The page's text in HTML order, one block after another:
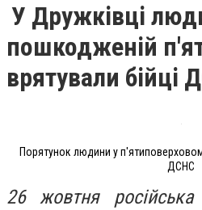
У Дружківці
пошкодженій
врятували бійці
Порятунок людини у
ДСНС
26 жовтня російська